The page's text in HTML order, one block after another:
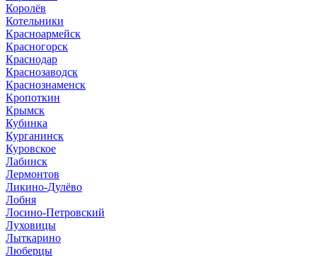
Королёв
Котельники
Красноармейск
Красногорск
Краснодар
Краснозаводск
Краснознаменск
Кропоткин
Крымск
Кубинка
Курганинск
Куровское
Лабинск
Лермонтов
Ликино-Дулёво
Лобня
Лосино-Петровский
Луховицы
Лыткарино
Люберцы